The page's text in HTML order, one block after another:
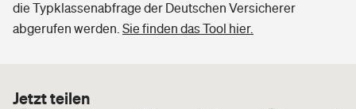
die Typklassenabfrage der Deutschen Versicherer
abgerufen werden. Sie finden das Tool hier.
Jetzt teilen